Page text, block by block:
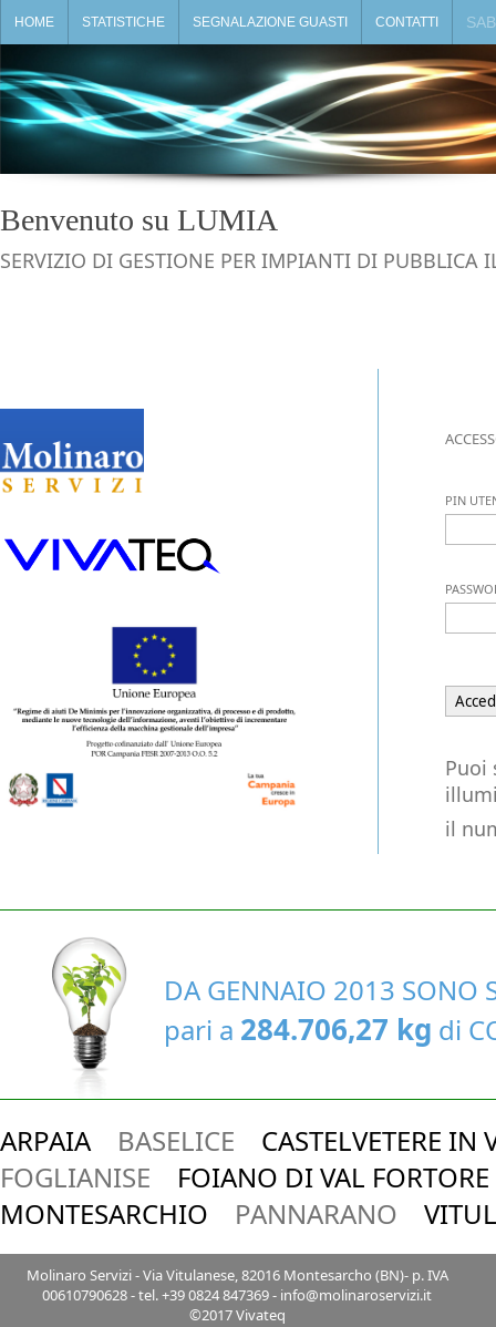
HOME STATISTICHE SEGNALAZIONE GUASTI CONTATTI
Benvenuto su LUMIA
SERVIZIO DI GESTIONE PER IMPIANTI DI PUBBLICA
PIN
Puoi
il
DA GENNAIO 2013 SONO
pari a 284.706,27 kg di
ARPAIA BASELICE CASTELVETERE
FOGLIANISE FOIANO DI VAL
MONTESARCHIO PANNARANO
Molinaro Servizi- Via Vitulanese, 82016 Montesarcho (BN)- p. IVA
00610790628 - tel. +39 0824 847369 - info@molinaroservizi.it
©2017Vivateq